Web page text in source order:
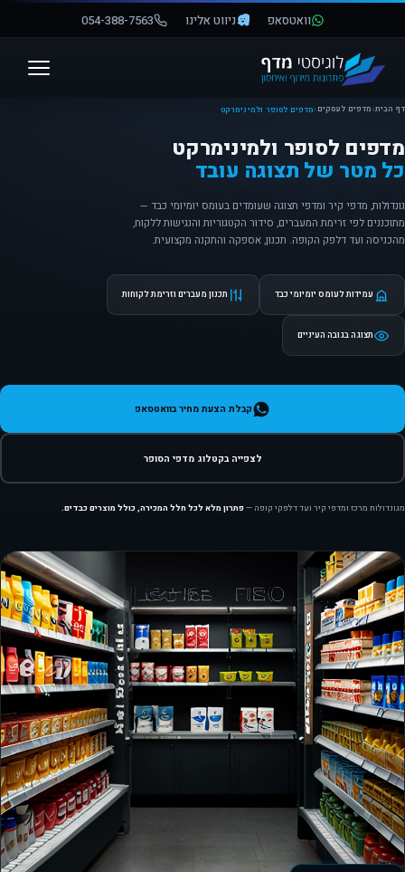
פתח סרגל נגישות
וואטסאפ ניווט אלינו 054-388-7563
דף הבית‹מדפים לעסקים ‹מדפים לסופר ולמינימרקט
מדפים לסופר ולמינימרקט
כל מטר של תצוגה עובד
גונדולות, מדפי קיר ומדפי תצוגה שעומדים בעומס יומיומי כבד —
מתוכננים לפי זרימת המעברים, סידור הקטגוריות והנגישות ללקוח,
מהכניסה ועד דלפק הקופה. תכנון, אספקה והתקנה מקצועית.
עמידות לעומס יומיומי כבד תכנון מעברים וזרימת לקוחות
תצוגה בגובה העיניים
קבלת הצעת מחיר בוואטסאפ
לצפייה בקטלוג מדפי הסופר
מגונדולות מרכז ומדפי קיר ועד דלפקי קופה — פתרון מלא לכל חלל המכירה, כולל מוצרים כבדים.